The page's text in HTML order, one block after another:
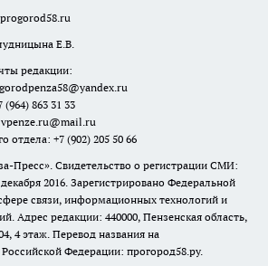
Е.В.
редакции:
863 31 33
отдела: +7 (902) 205 50 66
Пресс». Свидетельство о регистрации СМИ:
2016. Зарегистрировано Федеральной
связи, информационных технологий и
Адрес редакции: 440000, Пензенская область,
4 этаж. Перевод названия на
Федерации: прогород58.ру.